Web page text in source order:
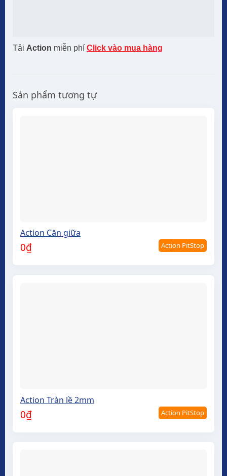
Tải Action miễn phí Click vào mua hàng
Sản phẩm tương tự
Action PitStop
Action Căn giữa
0₫
Action PitStop
Action Tràn lề 2mm
0₫